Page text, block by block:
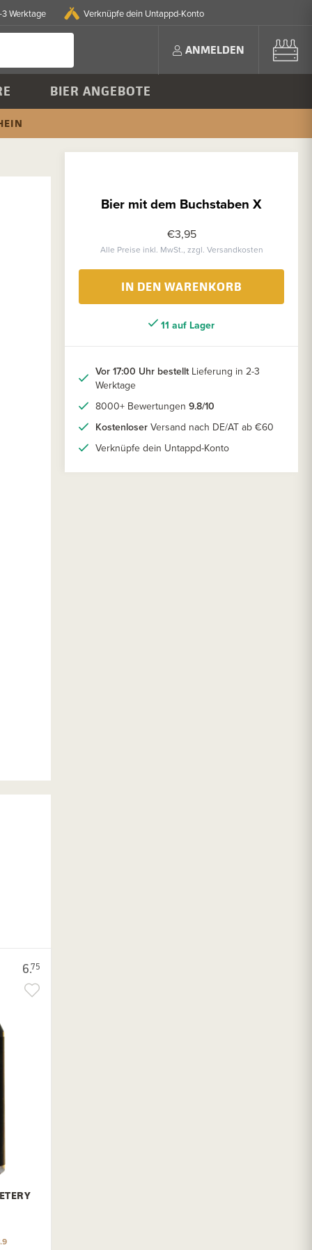
Werktage Verknüpfe dein Untappd-Konto
ANMELDEN
BIER ANGEBOTE
Bier mit dem Buchstaben X
€3,95
Alle Preise inkl. MwSt., zzgl. Versandkosten
IN DEN WARENKORB
11 auf Lager
Vor 17:00 Uhr bestelltLieferung in 2-3
Werktage
8000+ Bewertungen 9.8/10
Kostenloser Versand nach DE/AT ab €60
Verknüpfe dein Untappd-Konto
6.75